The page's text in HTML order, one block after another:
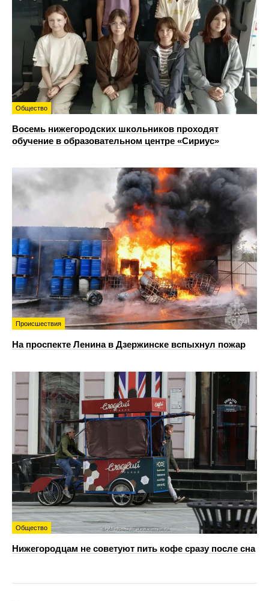
Общество
Восемь нижегородских школьников проходят
обучение в образовательном центре «Сириус»
Происшествия
На проспекте Ленина в Дзержинске вспыхнул пожар
Общество
Нижегородцам не советуют пить кофе сразу после сна